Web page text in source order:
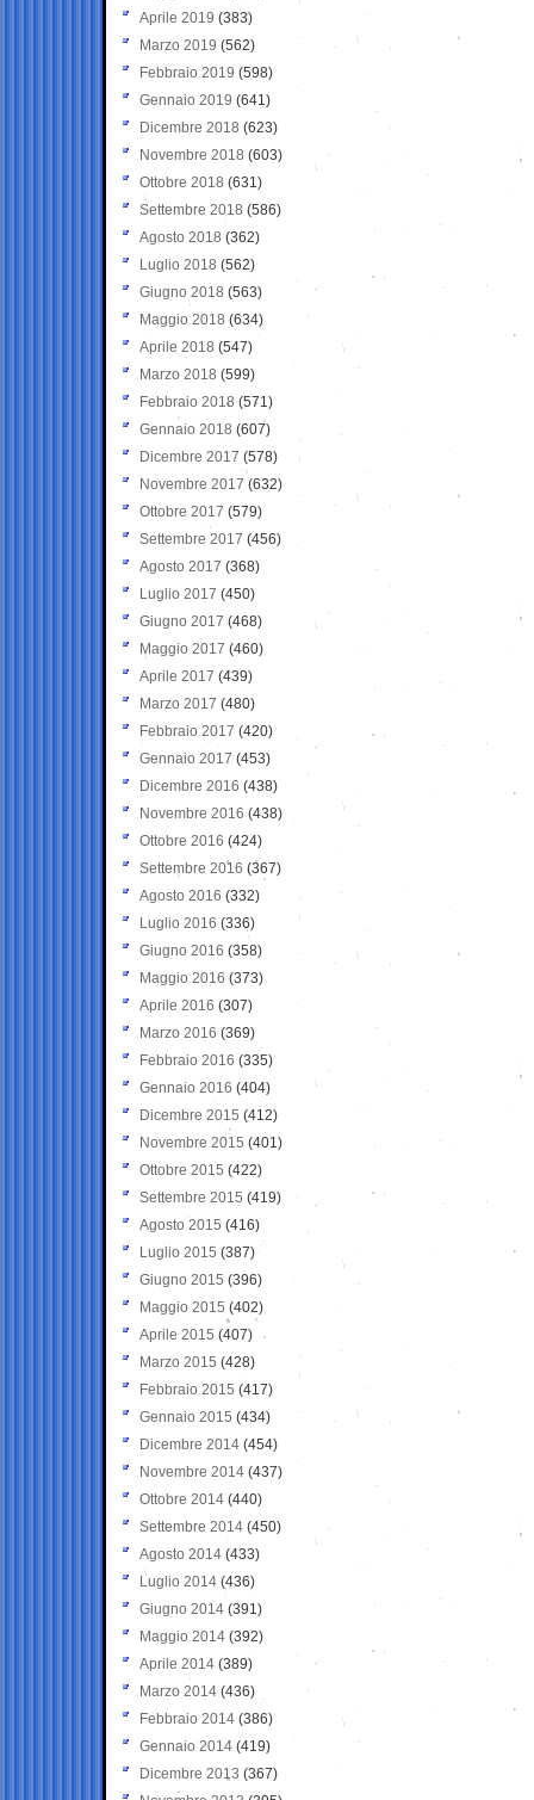
Aprile 2019 (383)
Marzo 2019 (562)
Febbraio 2019 (598)
Gennaio 2019 (641)
Dicembre 2018 (623)
Novembre 2018 (603)
Ottobre 2018 (631)
Settembre 2018 (586)
Agosto 2018 (362)
Luglio 2018 (562)
Giugno 2018 (563)
Maggio 2018 (634)
Aprile 2018 (547)
Marzo 2018 (599)
Febbraio 2018 (571)
Gennaio 2018 (607)
Dicembre 2017 (578)
Novembre 2017 (632)
Ottobre 2017 (579)
Settembre 2017 (456)
Agosto 2017 (368)
Luglio 2017 (450)
Giugno 2017 (468)
Maggio 2017 (460)
Aprile 2017 (439)
Marzo 2017 (480)
Febbraio 2017 (420)
Gennaio 2017 (453)
Dicembre 2016 (438)
Novembre 2016 (438)
Ottobre 2016 (424)
Settembre 2016 (367)
Agosto 2016 (332)
Luglio 2016 (336)
Giugno 2016 (358)
Maggio 2016 (373)
Aprile 2016 (307)
Marzo 2016 (369)
Febbraio 2016 (335)
Gennaio 2016 (404)
Dicembre 2015 (412)
Novembre 2015 (401)
Ottobre 2015 (422)
Settembre 2015 (419)
Agosto 2015 (416)
Luglio 2015 (387)
Giugno 2015 (396)
Maggio 2015 (402)
Aprile 2015 (407)
Marzo 2015 (428)
Febbraio 2015 (417)
Gennaio 2015 (434)
Dicembre 2014 (454)
Novembre 2014 (437)
Ottobre 2014 (440)
Settembre 2014 (450)
Agosto 2014 (433)
Luglio 2014 (436)
Giugno 2014 (391)
Maggio 2014 (392)
Aprile 2014 (389)
Marzo 2014 (436)
Febbraio 2014 (386)
Gennaio 2014 (419)
Dicembre 2013 (367)